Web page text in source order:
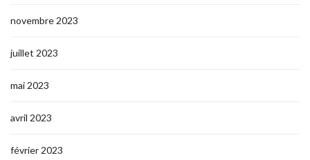
novembre 2023
juillet 2023
mai 2023
avril 2023
février 2023